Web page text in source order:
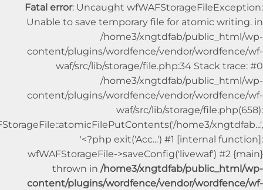
Fatal error: Uncaught
Unable to save temporary file for atomic
/home3/xngtdfab/
content/plugins/wordfence/vendor/
waf/src/lib/storage/file.php:34 Stack
/home3/xngtdfab/
content/plugins/wordfence/vendor/
waf/src/lib/storage/
wfWAFStorageFile::atomicFilePutContents('/home3/
'<?php exit('Acc...') #1 [internal
wfWAFStorageFile->saveConfig('livewaf')
thrown in/home3/xngtdfab/
content/plugins/wordfence/vendor/